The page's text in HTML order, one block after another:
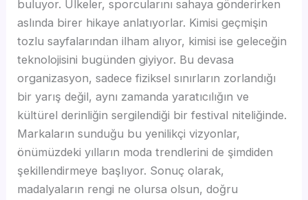
buluyor. Ülkeler, sporcularını sahaya gönderirken
aslında birer hikaye anlatıyorlar. Kimisi geçmişin
tozlu sayfalarından ilham alıyor, kimisi ise geleceğin
teknolojisini bugünden giyiyor. Bu devasa
organizasyon, sadece fiziksel sınırların zorlandığı
bir yarış değil, aynı zamanda yaratıcılığın ve
kültürel derinliğin sergilendiği bir festival niteliğinde.
Markaların sunduğu bu yenilikçi vizyonlar,
önümüzdeki yılların moda trendlerini de şimdiden
şekillendirmeye başlıyor. Sonuç olarak,
madalyaların rengi ne olursa olsun, doğru